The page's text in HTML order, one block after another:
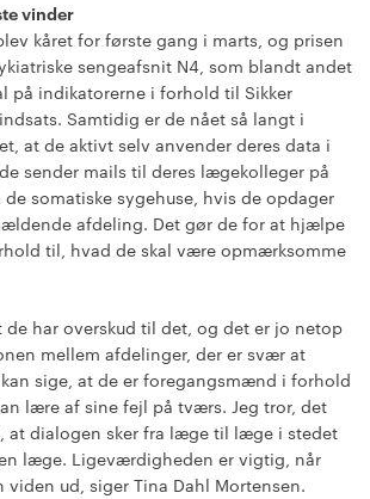
vinder
kåret for første gang i marts, og prisen
sengeafsnit N4, som blandt andet
på indikatorerne i forhold til Sikker
Samtidig er de nået så langt i
at de aktivt selv anvender deres data i
sender mails til deres lægekolleger på
somatiske sygehuse, hvis de opdager
afdeling. Det gør de for at hjælpe
til, hvad de skal være opmærksomme
de har overskud til det, og det er jo netop
mellem afdelinger, der er svær at
sige, at de er foregangsmænd i forhold
lære af sine fejl på tværs. Jeg tror, det
at dialogen sker fra læge til læge i stedet
læge. Ligeværdigheden er vigtig, når
viden ud, siger Tina Dahl Mortensen.